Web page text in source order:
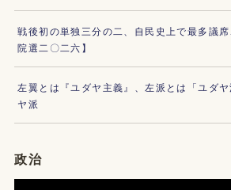
戦後初の単独三分の二、自民史上で最多議
院選二〇二六】
左翼とは『ユダヤ主義』、左派とは「ユダ
ヤ派
政治